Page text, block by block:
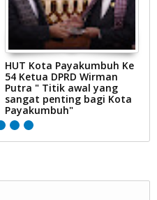
HUT Kota Payakumbuh Ke
54 Ketua DPRD Wirman
Putra " Titik awal yang
sangat penting bagi Kota
Payakumbuh"